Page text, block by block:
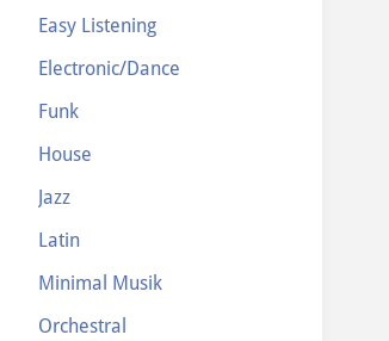
Easy Listening
Electronic/Dance
Funk
House
Jazz
Latin
Minimal Musik
Orchestral